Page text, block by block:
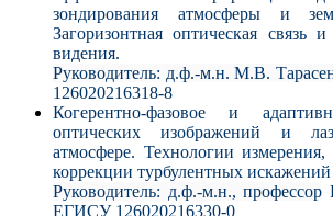
зондирования атмосферы и
Загоризонтная оптическая связь
видения.
Руководитель: д.ф.-м.н. М.В.
126020216318-8
Когерентно-фазовое и
оптических изображений и
атмосфере. Технологии
коррекции турбулентных
Руководитель: д.ф.-м.н., профессор
ЕГИСУ 126020216330-0